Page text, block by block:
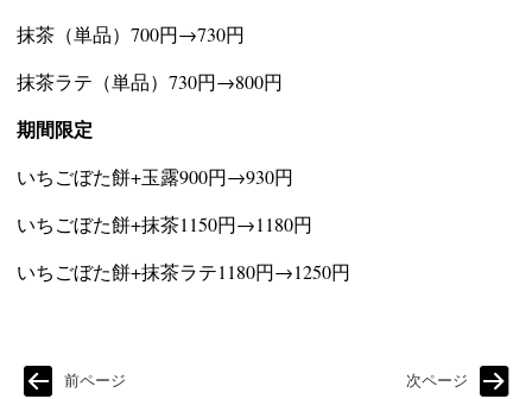
抹茶（単品）700円→730円
抹茶ラテ（単品）730円→800円
期間限定
いちごぼた餅+玉露900円→930円
いちごぼた餅+抹茶1150円→1180円
いちごぼた餅+抹茶ラテ1180円→1250円
前ページ 次ページ